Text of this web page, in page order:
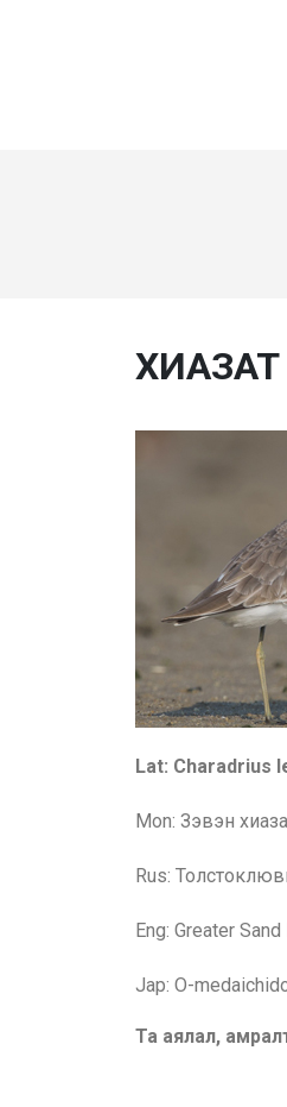
Lat: Charadrius
Mon: Зэвэн
Rus:
Eng: Greater
Jap: O-
Та аялал,